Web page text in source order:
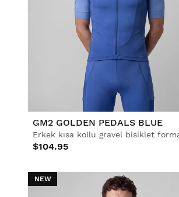
GM2 GOLDEN PEDALS BLUE
Erkek kısa kollu gravel bisiklet
$104.95
NEW